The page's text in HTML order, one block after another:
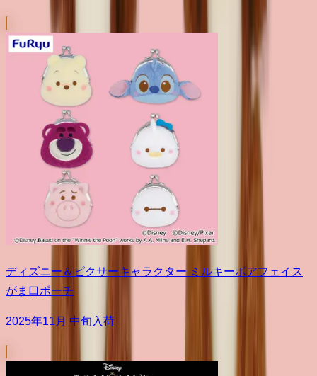
ディズニー＆ピクサーキャラクター ミルキーボアフェイス
がま口ポーチ
2025年11月 中旬入荷